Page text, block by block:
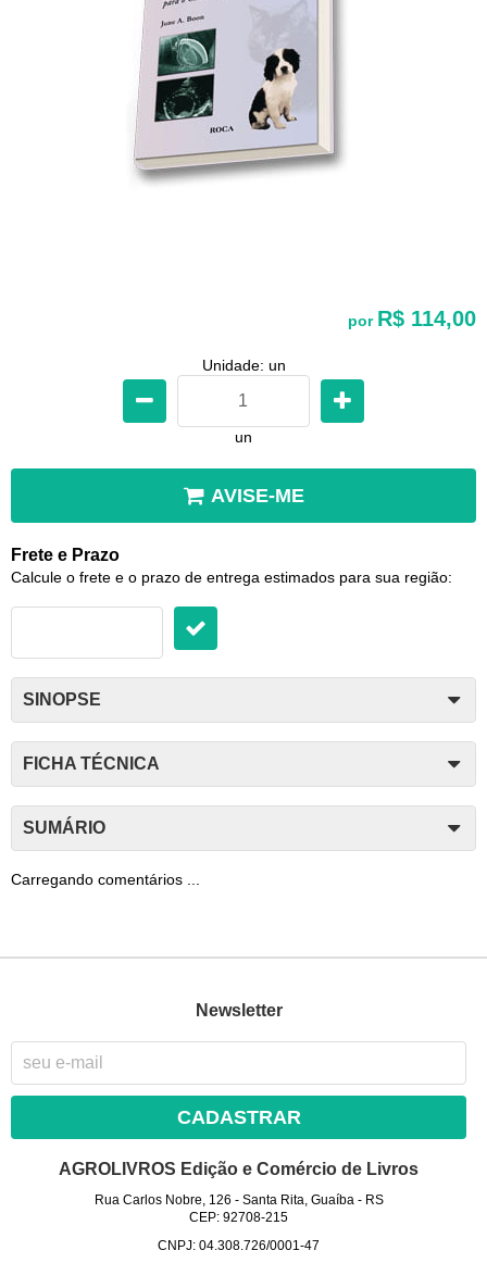
por R$ 114,00
Unidade: un
un
AVISE-ME
Frete e Prazo
Calcule o frete e o prazo de entrega estimados para sua região:
SINOPSE
FICHA TÉCNICA
SUMÁRIO
Carregando comentários ...
Newsletter
CADASTRAR
AGROLIVROS Edição e Comércio de Livros
Rua Carlos Nobre, 126 - Santa Rita, Guaíba- RS
CEP: 92708-215
CNPJ: 04.308.726/0001-47